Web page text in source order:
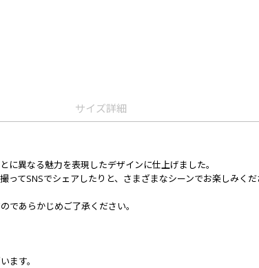
サイズ詳細
に異なる魅力を表現したデザインに仕上げました。
てSNSでシェアしたりと、さまざまなシーンでお楽しみくだ
あらかじめご了承ください。
ます。